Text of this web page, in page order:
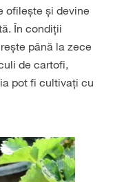
ofilește și devine
În condiții
până la zece
de cartofi,
pot fi cultivați cu